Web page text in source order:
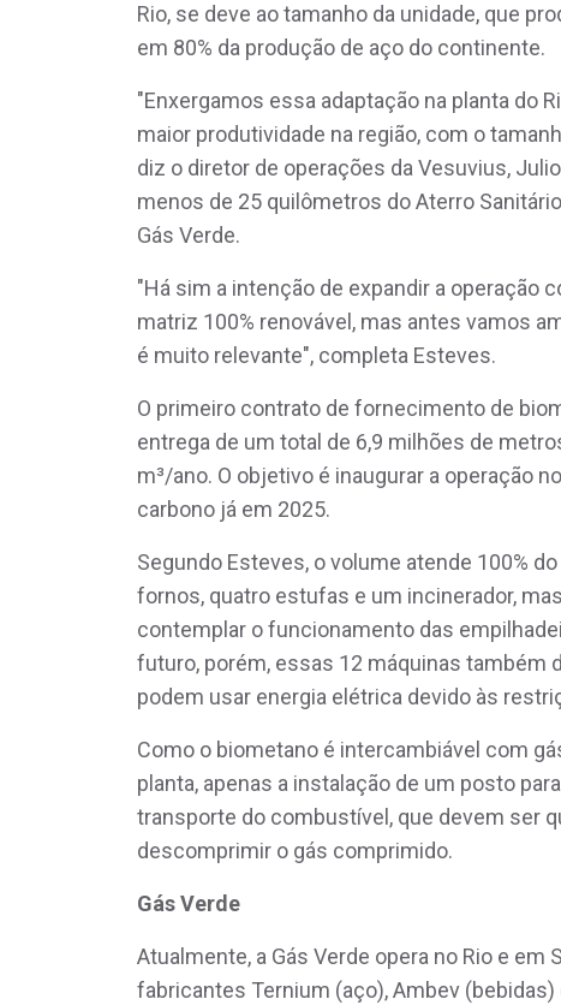
Rio, se deve ao tamanho da unidade, que
em 80% da produção de aço do continente.
"Enxergamos essa adaptação na planta do
maior produtividade na região, com o
diz o diretor de operações da Vesuvius,
menos de 25 quilômetros do Aterro
Gás Verde.
"Há sim a intenção de expandir a operação
matriz 100% renovável, mas antes vamos
é muito relevante", completa Esteves.
O primeiro contrato de fornecimento de
entrega de um total de 6,9 milhões de
m³/ano. O objetivo é inaugurar a operação
carbono já em 2025.
Segundo Esteves, o volume atende 100%
fornos, quatro estufas e um incinerador,
contemplar o funcionamento das
futuro, porém, essas 12 máquinas também
podem usar energia elétrica devido às
Como o biometano é intercambiável com
planta, apenas a instalação de um posto
transporte do combustível, que devem ser
descomprimir o gás comprimido.
Gás Verde
Atualmente, a Gás Verde opera no Rio e
fabricantes Ternium (aço), Ambev